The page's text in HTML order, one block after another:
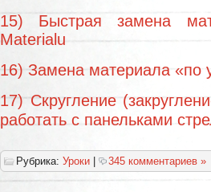
15) Быстрая замена
Materialu
16) Замена материала «по
17) Скругление
работать с панельками
Рубрика: Уроки 345 комментариев »